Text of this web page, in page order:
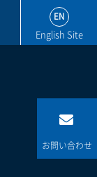
EN
お問い合わせ